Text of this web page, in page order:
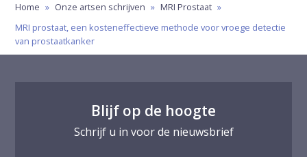
Home » Onze artsen schrijven » MRI Prostaat »
MRI prostaat, een kosteneffectieve methode voor vroege detectie
van prostaatkanker
Blijf op de hoogte
Schrijf u in voor de nieuwsbrief